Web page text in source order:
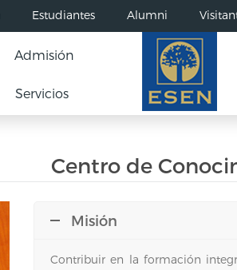
Estudiantes Alumni
Admisión
Servicios
Centro de
Misión
Contribuir en la formación